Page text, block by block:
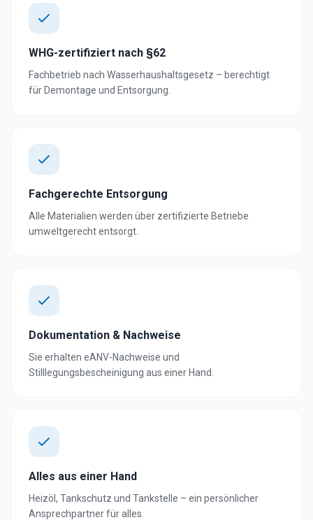
WHG-zertifiziert nach §62
Fachbetrieb nach Wasserhaushaltsgesetz – berechtigt
für Demontage und Entsorgung.
Fachgerechte Entsorgung
Alle Materialien werden über zertifizierte Betriebe
umweltgerecht entsorgt.
Dokumentation & Nachweise
Sie erhalten eANV-Nachweise und
Stilllegungsbescheinigung aus einer Hand.
Alles aus einer Hand
Heizöl, Tankschutz und Tankstelle – ein persönlicher
Ansprechpartner für alles.